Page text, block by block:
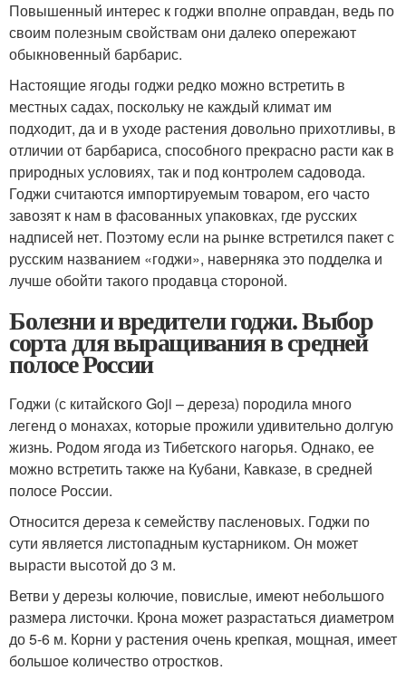
Повышенный интерес к годжи вполне оправдан, ведь по
своим полезным свойствам они далеко опережают
обыкновенный барбарис.
Настоящие ягоды годжи редко можно встретить в
местных садах, поскольку не каждый климат им
подходит, да и в уходе растения довольно прихотливы, в
отличии от барбариса, способного прекрасно расти как в
природных условиях, так и под контролем садовода.
Годжи считаются импортируемым товаром, его часто
завозят к нам в фасованных упаковках, где русских
надписей нет. Поэтому если на рынке встретился пакет с
русским названием «годжи», наверняка это подделка и
лучше обойти такого продавца стороной.
Болезни и вредители годжи. Выбор
сорта для выращивания в средней
полосе России
Годжи (с китайского Goji – дереза) породила много
легенд о монахах, которые прожили удивительно долгую
жизнь. Родом ягода из Тибетского нагорья. Однако, ее
можно встретить также на Кубани, Кавказе, в средней
полосе России.
Относится дереза к семейству пасленовых. Годжи по
сути является листопадным кустарником. Он может
вырасти высотой до 3 м.
Ветви у дерезы колючие, повислые, имеют небольшого
размера листочки. Крона может разрастаться диаметром
до 5-6 м. Корни у растения очень крепкая, мощная, имеет
большое количество отростков.